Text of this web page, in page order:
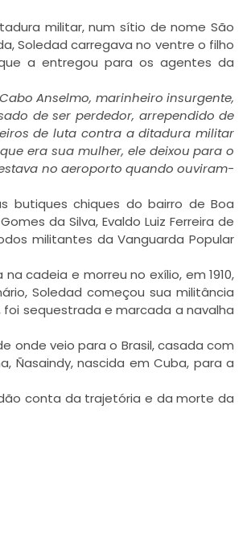
militar, num sítio de nome São
Soledad carregava no ventre o filho
a entregou para os agentes da
Anselmo, marinheiro insurgente,
de ser perdedor, arrependido de
de luta contra a ditadura militar
era sua mulher, ele deixou para o
no aeroporto quando ouviram-
butiques chiques do bairro de Boa
da Silva, Evaldo Luiz Ferreira de
militantes da Vanguarda Popular
cadeia e morreu no exílio, em 1910,
Soledad começou sua militância
foi sequestrada e marcada a navalha
onde veio para o Brasil, casada com
Ñasaindy, nascida em Cuba, para a
conta da trajetória e da morte da